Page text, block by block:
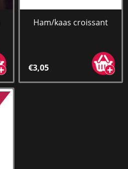
Ham/kaas croissant
€3,05